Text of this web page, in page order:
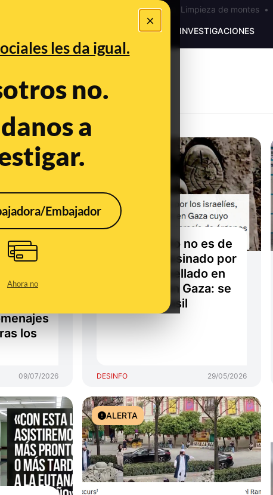
×
les da igual.
no.
a
Embajador
Ahora no
Bulos Ceuta • Limpieza de montes •
PREBUNKING INVESTIGACIONES
por
Voz’:
con
los
09/07/2026
No, esta foto no es de
un niño "asesinado por
israelíes y sellado en
cemento" en Gaza: se
tomó en Brasil
DESINFO 29/05/2026
ALERTA